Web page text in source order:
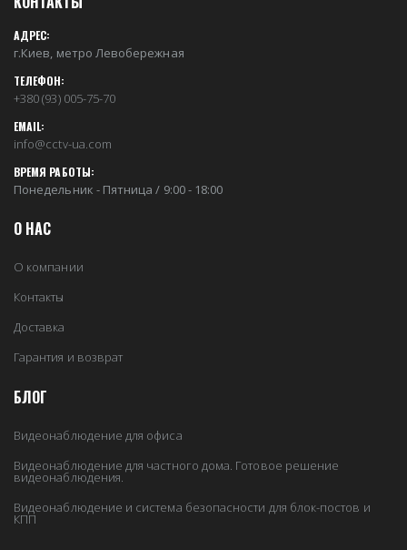
АДРЕС:
г.Киев, метро Левобережная
ТЕЛЕФОН:
+380 (93) 005-75-70
EMAIL:
info@cctv-ua.com
ВРЕМЯ РАБОТЫ:
Понедельник - Пятница / 9:00 - 18:00
О НАС
О компании
Контакты
Доставка
Гарантия и возврат
БЛОГ
Видеонаблюдение для офиса
Видеонаблюдение для частного дома. Готовое решение
видеонаблюдения.
Видеонаблюдение и система безопасности для блок-постов и
КПП